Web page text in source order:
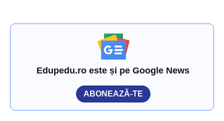
Edupedu.ro este și pe Google News
ABONEAZĂ-TE